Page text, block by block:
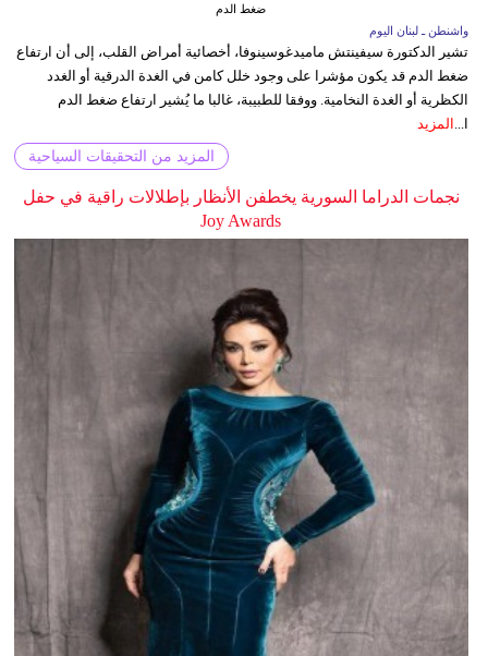
ضغط الدم
واشنطن ـ لبنان اليوم
تشير الدكتورة سيفينتش ماميدغوسينوفا، أخصائية أمراض القلب، إلى أن ارتفاع
ضغط الدم قد يكون مؤشرا على وجود خلل كامن في الغدة الدرقية أو الغدد
الكظرية أو الغدة النخامية. ووفقا للطبيبة، غالبا ما يُشير ارتفاع ضغط الدم
ا... المزيد
المزيد من التحقيقات السياحية
نجمات الدراما السورية يخطفن الأنظار بإطلالات راقية في حفل
Joy Awards